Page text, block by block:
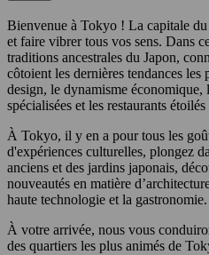
Bienvenue à Tokyo ! La capitale
et faire vibrer tous vos sens. Dans
traditions ancestrales du Japon,
côtoient les dernières tendances les
design, le dynamisme économique,
spécialisées et les restaurants
À Tokyo, il y en a pour tous les
d'expériences culturelles, plongez
anciens et des jardins japonais,
nouveautés en matière
haute technologie et la gastronomie.
À votre arrivée, nous vous
des quartiers les plus animés de